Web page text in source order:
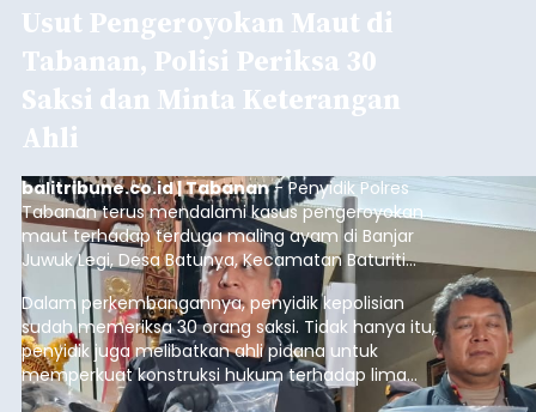
Usut Pengeroyokan Maut di
Tabanan, Polisi Periksa 30
Saksi dan Minta Keterangan
Ahli
balitribune.co.id | Tabanan- Penyidik Polres
Tabanan terus mendalami kasus pengeroyokan
maut terhadap terduga maling ayam di Banjar
Juwuk Legi, Desa Batunya, Kecamatan Baturiti
yang terjadi beberapa waktu lalu.
Dalam perkembangannya, penyidik kepolisian
sudah memeriksa 30 orang saksi. Tidak hanya itu,
penyidik juga melibatkan ahli pidana untuk
memperkuat konstruksi hukum terhadap lima
orang tersangka yang saat ini ditahan.